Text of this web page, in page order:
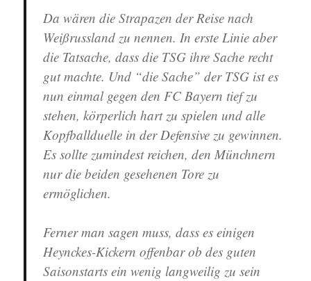
Da wären die Strapazen der Reise nach
Weißrussland zu nennen. In erste Linie aber
die Tatsache, dass die TSG ihre Sache recht
gut machte. Und “die Sache” der TSG ist es
nun einmal gegen den FC Bayern tief zu
stehen, körperlich hart zu spielen und alle
Kopfballduelle in der Defensive zu gewinnen.
Es sollte zumindest reichen, den Münchnern
nur die beiden gesehenen Tore zu
ermöglichen.
Ferner man sagen muss, dass es einigen
Heynckes-Kickern offenbar ob des guten
Saisonstarts ein wenig langweilig zu sein